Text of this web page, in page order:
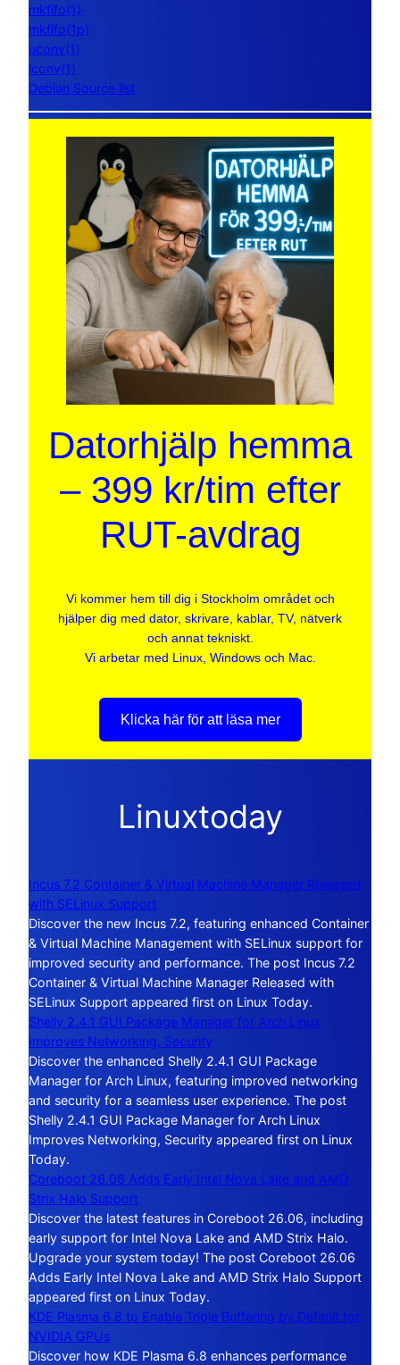
mkfifo(1)
mkfifo(1p)
uconv(1)
iconv(1)
Debian Source list
Datorhjälp hemma
– 399 kr/tim efter
RUT-avdrag
Vi kommer hem till dig i Stockholm området och
hjälper dig med dator, skrivare, kablar, TV, nätverk
och annat tekniskt.
Vi arbetar med Linux, Windows och Mac.
Klicka här för att läsa mer
Linuxtoday
Incus 7.2 Container & Virtual Machine Manager Released
with SELinux Support
Discover the new Incus 7.2, featuring enhanced Container
& Virtual Machine Management with SELinux support for
improved security and performance. The post Incus 7.2
Container & Virtual Machine Manager Released with
SELinux Support appeared first on Linux Today.
Shelly 2.4.1 GUI Package Manager for Arch Linux
Improves Networking, Security
Discover the enhanced Shelly 2.4.1 GUI Package
Manager for Arch Linux, featuring improved networking
and security for a seamless user experience. The post
Shelly 2.4.1 GUI Package Manager for Arch Linux
Improves Networking, Security appeared first on Linux
Today.
Coreboot 26.06 Adds Early Intel Nova Lake and AMD
Strix Halo Support
Discover the latest features in Coreboot 26.06, including
early support for Intel Nova Lake and AMD Strix Halo.
Upgrade your system today! The post Coreboot 26.06
Adds Early Intel Nova Lake and AMD Strix Halo Support
appeared first on Linux Today.
KDE Plasma 6.8 to Enable Triple Buffering by Default for
NVIDIA GPUs
Discover how KDE Plasma 6.8 enhances performance